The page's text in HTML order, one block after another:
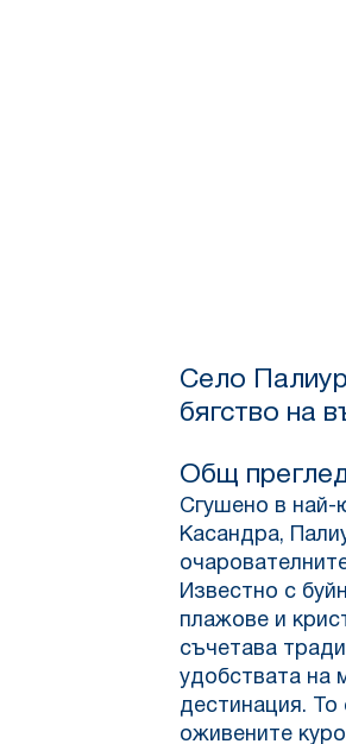
Село
бягство на
Общ
Сгушено в най-
Касандра,
Известно с
плажове и
съчетава
удобствата на
дестинация. То
оживените